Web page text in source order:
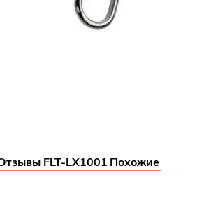
FLT-LX1001 Похожие